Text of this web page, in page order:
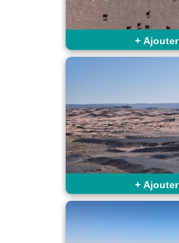
+ Ajouter
+ Ajouter